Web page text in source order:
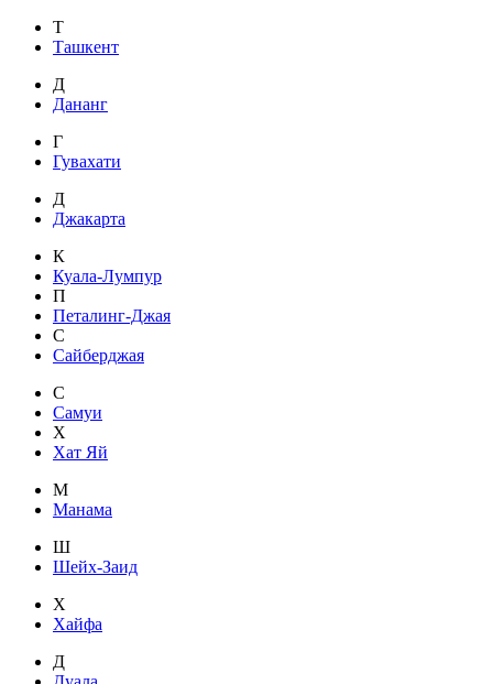
Т
Ташкент
Д
Дананг
Г
Гувахати
Д
Джакарта
К
Куала-Лумпур
П
Петалинг-Джая
С
Сайберджая
С
Самуи
Х
Хат Яй
М
Манама
Ш
Шейх-Заид
Х
Хайфа
Д